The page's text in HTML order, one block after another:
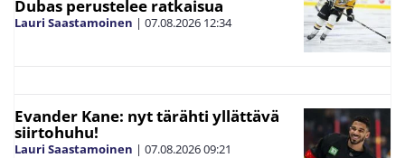
Dubas perustelee ratkaisua
Lauri Saastamoinen | 07.08.2026 12:34
Evander Kane: nyt tärähti yllättävä
siirtohuhu!
Lauri Saastamoinen | 07.08.202609:21